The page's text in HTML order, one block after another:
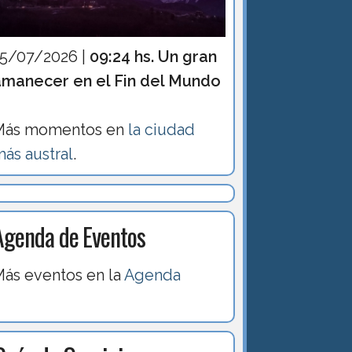
07/2026 | 09:24 hs. Un gran
en el Fin del Mundo
momentos en la ciudad
austral.
de Eventos
eventos en laAgenda